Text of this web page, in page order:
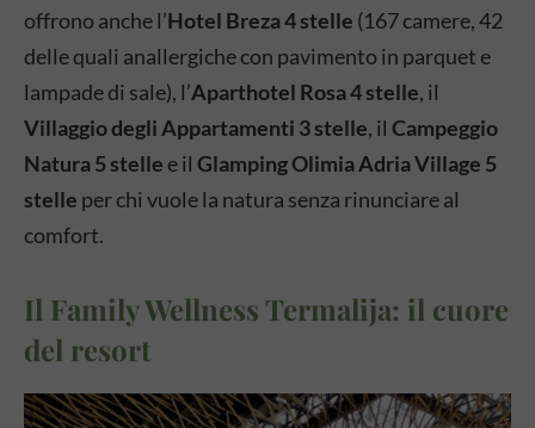
offrono anche l’Hotel Breza 4 stelle (167 camere, 42
delle quali anallergiche con pavimento in parquet e
lampade di sale), l’Aparthotel Rosa 4 stelle, il
Villaggio degli Appartamenti 3 stelle, il Campeggio
Natura 5 stelle e il Glamping Olimia Adria Village 5
stelle per chi vuole la natura senza rinunciare al
comfort.
Il Family Wellness Termalija: il cuore
del resort